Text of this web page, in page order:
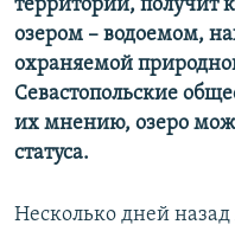
территории, получит
озером – водоемом,
охраняемой
Севастопольские
их мнению, озеро
статуса.
Несколько дней